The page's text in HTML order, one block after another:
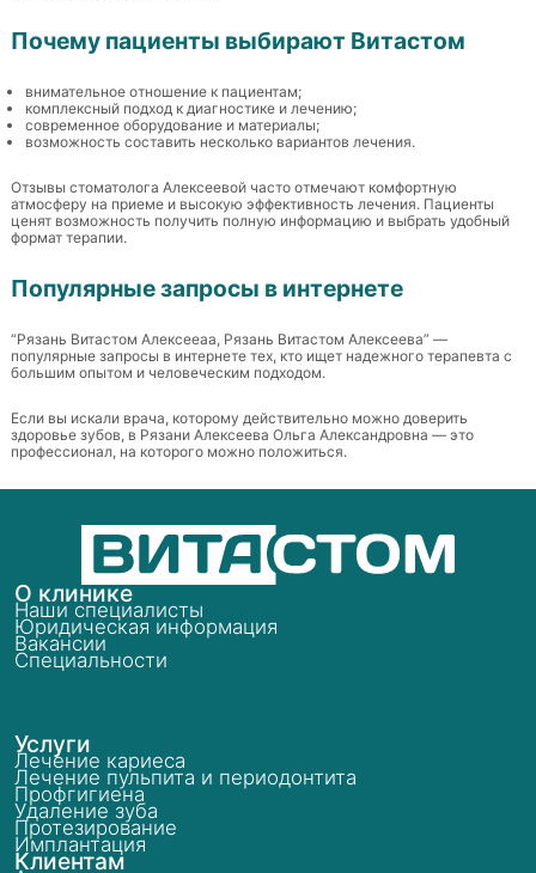
Почему пациенты выбирают Витастом
внимательное отношение к пациентам;
комплексный подход к диагностике и лечению;
современное оборудование и материалы;
возможность составить несколько вариантов лечения.
Отзывы стоматолога Алексеевой часто отмечают комфортную
атмосферу на приеме и высокую эффективность лечения. Пациенты
ценят возможность получить полную информацию и выбрать удобный
формат терапии.
Популярные запросы в интернете
“Рязань Витастом Алексееаа, Рязань Витастом Алексеева” —
популярные запросы в интернете тех, кто ищет надежного терапевта с
большим опытом и человеческим подходом.
Если вы искали врача, которому действительно можно доверить
здоровье зубов, в Рязани Алексеева Ольга Александровна — это
профессионал, на которого можно положиться.
О клинике
Наши специалисты
Юридическая информация
Вакансии
Специальности
Услуги
Лечение кариеса
Лечение пульпита и периодонтита
Профгигиена
Удаление зуба
Протезирование
Имплантация
Клиентам